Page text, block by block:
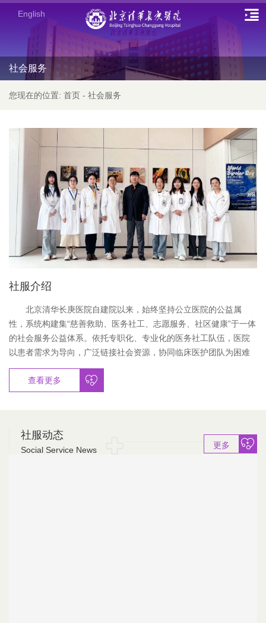
English
社会服务
您现在的位置: 首页 - 社会服务
社服介绍
北京清华长庚医院自建院以来，始终坚持公立医院的公益属
性，系统构建集“慈善救助、医务社工、志愿服务、社区健康”于一体
的社会服务公益体系。依托专职化、专业化的医务社工队伍，医院
以患者需求为导向，广泛链接社会资源，协同临床医护团队为困难
患者及家庭提供全人全程的整合式照护。同时，医院持续深化“医社
联动”，推进社区健康促进行动，并通过完善志愿服务体系与员工关
怀机制，不断提升患者就医体验与员工职业归属感。面向未来，医
慈善捐赠咨询​：010-56118619 / 8684
查看更多
更多
社服动态
Social Service News